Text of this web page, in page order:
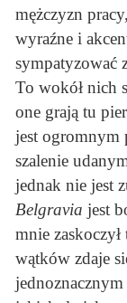
mężczyzn
wyraźne i
sympatyzować
To wokół nich
one grają tu
jest ogromnym
szalenie
jednak nie jest
Belgravia jest
mnie
wątków zdaje